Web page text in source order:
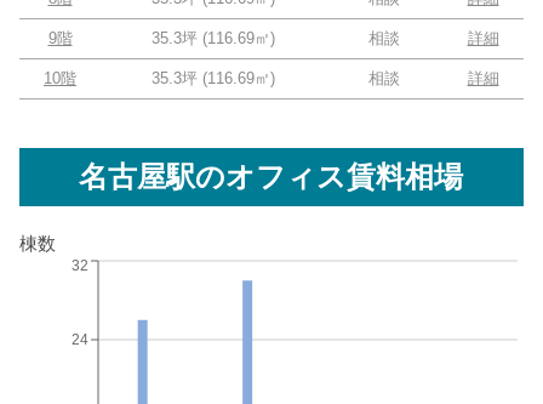
9階 35.3坪 (116.69㎡) 相談 詳細
10階 35.3坪 (116.69㎡) 相談 詳細
名古屋駅のオフィス賃料相場
棟数
24
32